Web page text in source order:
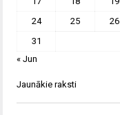
24
25 26
31
« Jun
Jaunākie raksti